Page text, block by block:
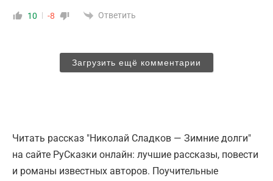
10 -8 Ответить
Загрузить ещё комментарии
Читать рассказ "Николай Сладков — Зимние долги"
на сайте РуСказки онлайн: лучшие рассказы, повести
и романы известных авторов. Поучительные